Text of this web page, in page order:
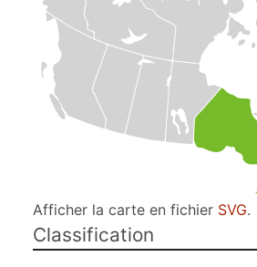
Afficher la carte en fichier SVG.
Classification